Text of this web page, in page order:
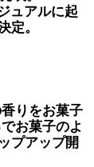
ュアルに起
定。
りをお菓子
お菓子のよ
プアップ開